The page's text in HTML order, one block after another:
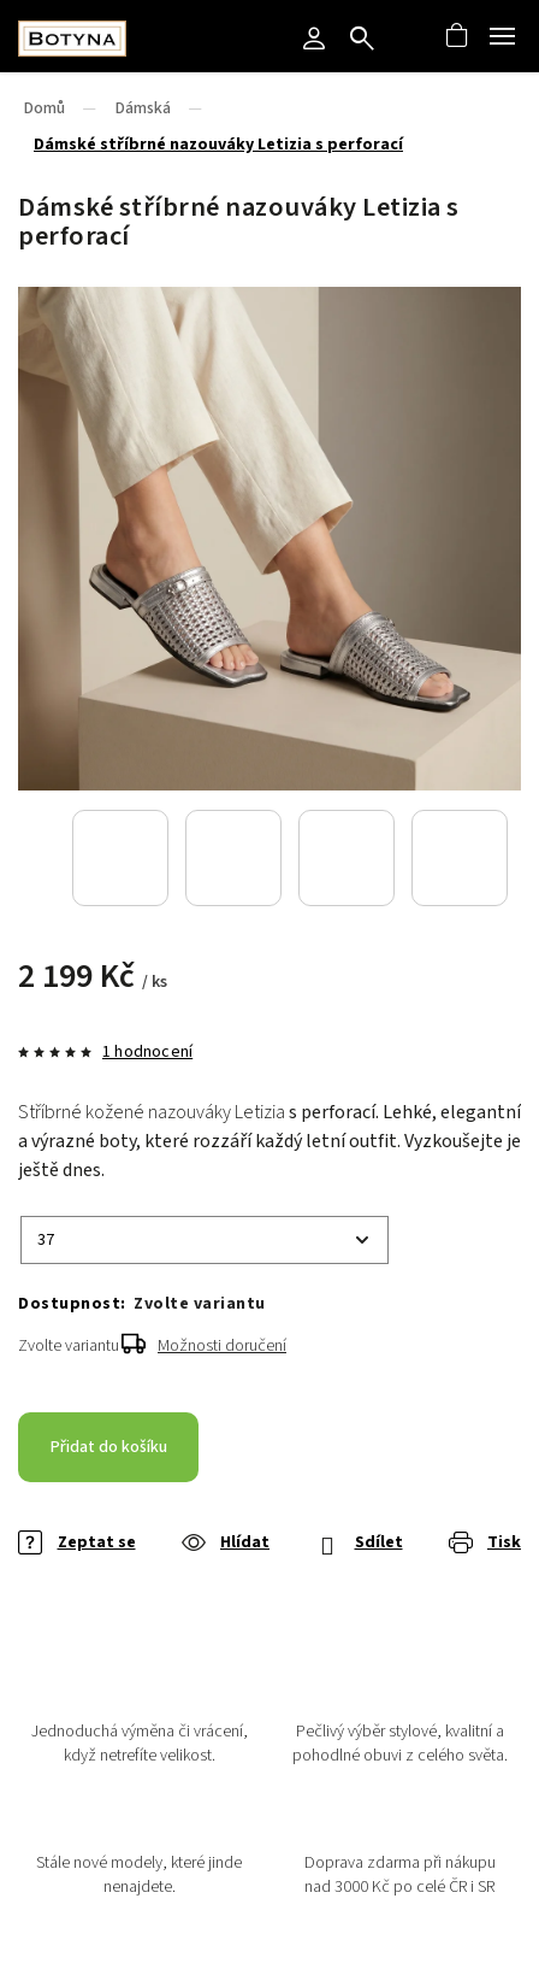
Domů / Dámská
/
Dámské stříbrné nazouváky Letizia s perforací
Dámské stříbrné nazouváky Letizia s
perforací
2 199 Kč / ks
1 hodnocení
Stříbrné kožené nazouváky Letizias perforací. Lehké, elegantní
a výrazné boty, které rozzáří každý letní outfit. Vyzkoušejte je
ještě dnes.
Zvolte variantu
Zvolte variantu
Možnosti doručení
Přidat do košíku
Tisk
Zeptat se Hlídat Sdílet
Jednoduchá výměna či vrácení,
když netrefíte velikost.
Pečlivý výběr stylové, kvalitní a
pohodlné obuvi z celého světa.
Stále nové modely, které jinde
nenajdete.
Doprava zdarma při nákupu
nad 3000 Kč po celé ČR i SR